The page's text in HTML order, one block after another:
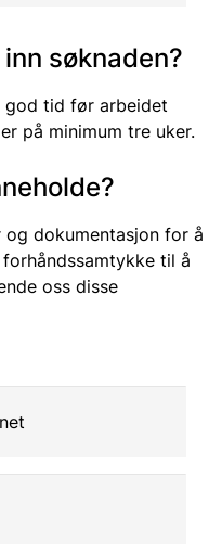
søknaden?
god tid før arbeidet
på minimum tre uker.
dokumentasjon for å
til å
oss disse